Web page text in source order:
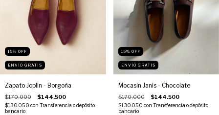
15% OFF
ENVÍO GRATIS
Zapato Joplin - Borgoña
$170.000 $144.500
$130.050 con Transferencia o depósito
bancario
15% OFF
ENVÍO GRATIS
Mocasin Janis - Chocolate
$170.000 $144.500
$130.050 con Transferencia o depósito
bancario